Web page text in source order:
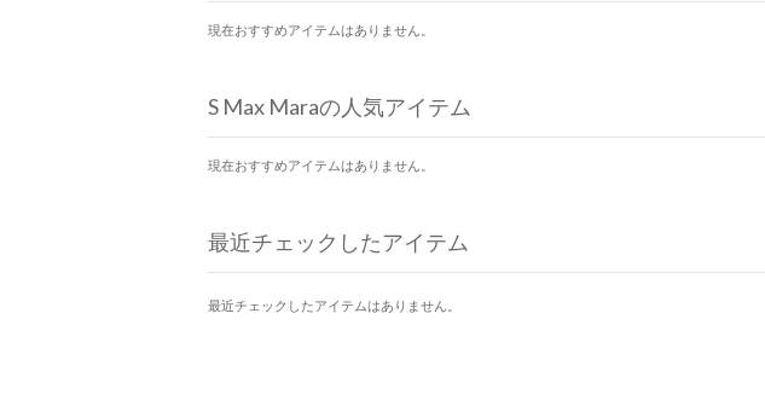
現在おすすめアイテムはありません。
S Max Maraの人気アイテム
現在おすすめアイテムはありません。
最近チェックしたアイテム
最近チェックしたアイテムはありません。